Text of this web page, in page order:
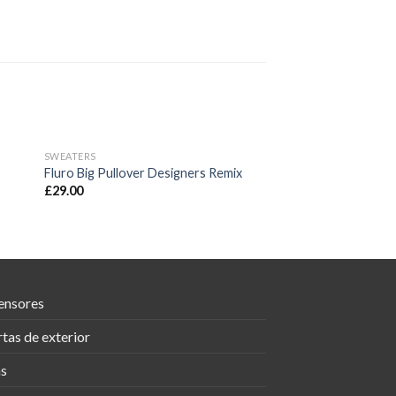
SWEATERS
Fluro Big Pullover Designers Remix
£29.00
de exterior